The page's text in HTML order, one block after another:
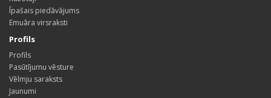
Īpašais piedāvājums
Emuāra virsraksti
Profils
Profils
Pasūtījumu vēsture
Vēlmju saraksts
Jaunumi